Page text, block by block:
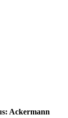
Ackermann